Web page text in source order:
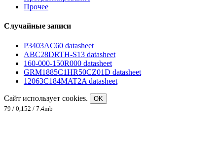
Прочее
Случайные записи
P3403AC60 datasheet
ABC28DRTH-S13 datasheet
160-000-150R000 datasheet
GRM1885C1HR50CZ01D datasheet
12063C184MAT2A datasheet
Сайт использует cookies.
OK
79 / 0,152 / 7.4mb